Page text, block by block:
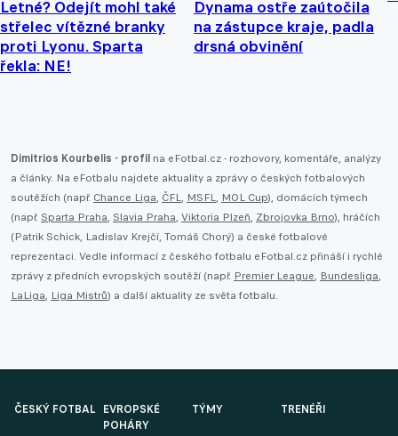
Letné? Odejít mohl také
střelec vítězné branky
proti Lyonu. Sparta
řekla: NE!
Dynama ostře zaútočila
na zástupce kraje, padla
drsná obvinění
Dimitrios Kourbelis - profil na eFotbal.cz - rozhovory, komentáře, analýzy
a články. Na eFotbalu najdete aktuality a zprávy o českých fotbalových
soutěžích (např. Chance Liga, ČFL, MSFL, MOL Cup), domácích týmech
(např. Sparta Praha, Slavia Praha, Viktoria Plzeň, Zbrojovka Brno), hráčích
(Patrik Schick, Ladislav Krejčí, Tomáš Chorý) a české fotbalové
reprezentaci. Vedle informací z českého fotbalu eFotbal.cz přináší i rychlé
zprávy z předních evropských soutěží (např. Premier League, Bundesliga,
LaLiga, Liga Mistrů) a další aktuality ze světa fotbalu.
ČESKÝ FOTBAL
EVROPSKÉ
POHÁRY
TÝMY TRENÉŘI